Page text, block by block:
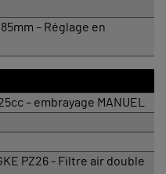
– Réglage en
– embrayage MANUEL
PZ26 - Filtre air double